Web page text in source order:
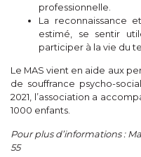
professionnelle.
La reconnaissance
estimé, se sentir
participer à la vie du
Le MAS vient en aide aux
de souffrance psycho-
2021, l’association a
1000 enfants.
Pour plus d’informations :
55